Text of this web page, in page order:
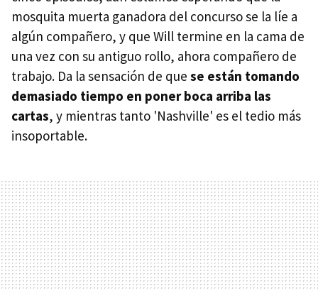
mosquita muerta ganadora del concurso se la líe a
algún compañero, y que Will termine en la cama de
una vez con su antiguo rollo, ahora compañero de
trabajo. Da la sensación de que se están tomando
demasiado tiempo en poner boca arriba las
cartas, y mientras tanto 'Nashville' es el tedio más
insoportable.